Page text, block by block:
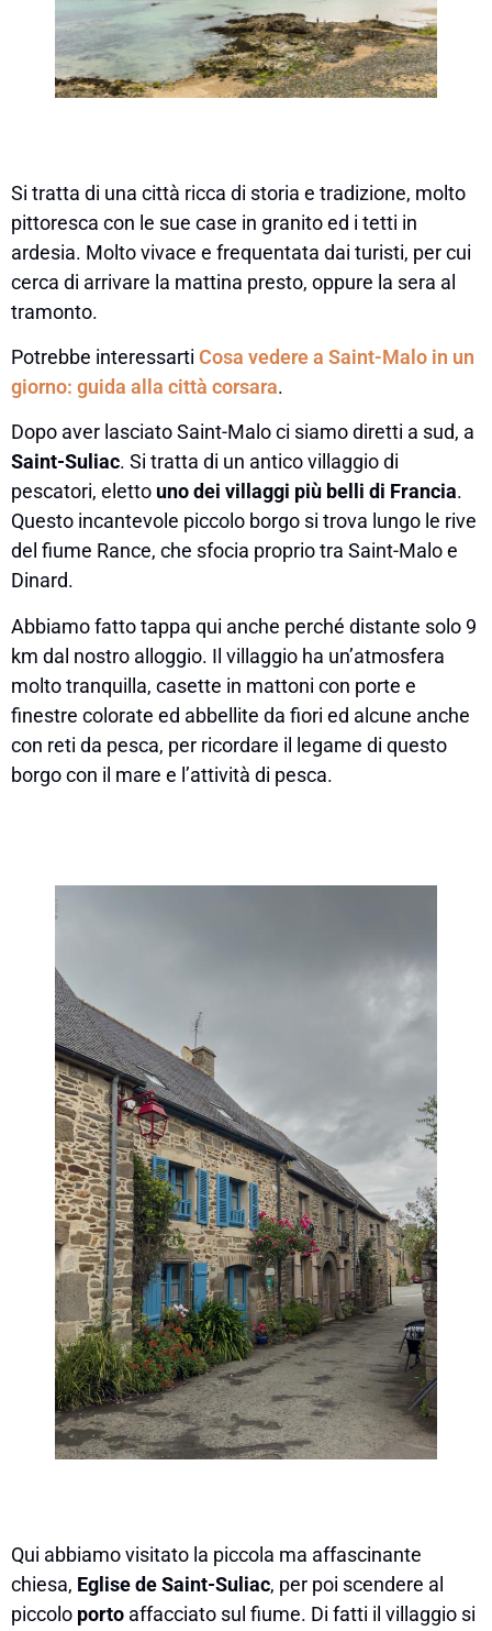
Si tratta di una città ricca di storia e tradizione, molto
pittoresca con le sue case in granito ed i tetti in
ardesia. Molto vivace e frequentata dai turisti, per cui
cerca di arrivare la mattina presto, oppure la sera al
tramonto.
Potrebbe interessarti Cosa vedere a Saint-Malo in un
giorno: guida alla città corsara.
Dopo aver lasciato Saint-Malo ci siamo diretti a sud, a
Saint-Suliac. Si tratta di un antico villaggio di
pescatori, eletto uno dei villaggi più belli di Francia.
Questo incantevole piccolo borgo si trova lungo le rive
del fiume Rance, che sfocia proprio tra Saint-Malo e
Dinard.
Abbiamo fatto tappa qui anche perché distante solo 9
km dal nostro alloggio. Il villaggio ha un’atmosfera
molto tranquilla, casette in mattoni con porte e
finestre colorate ed abbellite da fiori ed alcune anche
con reti da pesca, per ricordare il legame di questo
borgo con il mare e l’attività di pesca.
Qui abbiamo visitato la piccola ma affascinante
chiesa, Eglise de Saint-Suliac, per poi scendere al
piccolo porto affacciato sul fiume. Di fatti il villaggio si